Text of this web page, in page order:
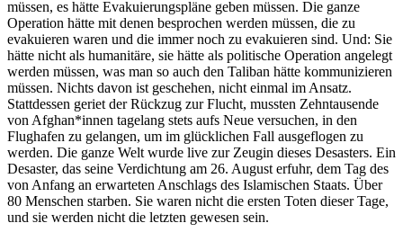
müssen, es hätte Evakuierungspläne geben müssen. Die ganze
Operation hätte mit denen besprochen werden müssen, die zu
evakuieren waren und die immer noch zu evakuieren sind. Und: Sie
hätte nicht als humanitäre, sie hätte als politische Operation angelegt
werden müssen, was man so auch den Taliban hätte kommunizieren
müssen. Nichts davon ist geschehen, nicht einmal im Ansatz.
Stattdessen geriet der Rückzug zur Flucht, mussten Zehntausende
von Afghan*innen tagelang stets aufs Neue versuchen, in den
Flughafen zu gelangen, um im glücklichen Fall ausgeflogen zu
werden. Die ganze Welt wurde live zur Zeugin dieses Desasters. Ein
Desaster, das seine Verdichtung am 26. August erfuhr, dem Tag des
von Anfang an erwarteten Anschlags des Islamischen Staats. Über
80 Menschen starben. Sie waren nicht die ersten Toten dieser Tage,
und sie werden nicht die letzten gewesen sein.